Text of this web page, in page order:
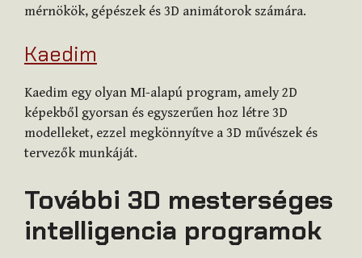
mérnökök, gépészek és 3D animátorok számára.
Kaedim
Kaedim egy olyan MI-alapú program, amely 2D
képekből gyorsan és egyszerűen hoz létre 3D
modelleket, ezzel megkönnyítve a 3D művészek és
tervezők munkáját.
További 3D mesterséges
intelligencia programok